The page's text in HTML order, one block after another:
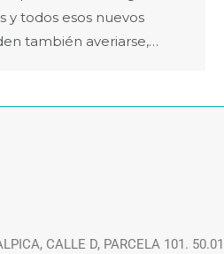
y todos esos nuevos
también averiarse,…
CALLE D, PARCELA 101.